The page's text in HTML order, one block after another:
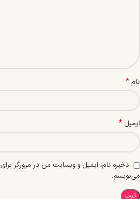
نام*
ایمیل *
ذخیره نام، ایمیل و وبسایت من در مرورگر
می‌نویسم.